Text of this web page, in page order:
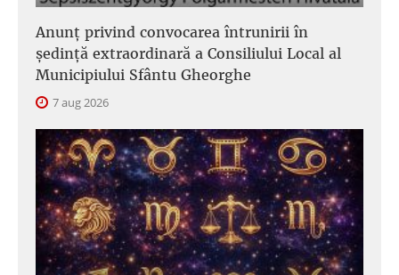
Anunţ privind convocarea întrunirii în
şedinţă extraordinară a Consiliului Local al
Municipiului Sfântu Gheorghe
7 aug 2026